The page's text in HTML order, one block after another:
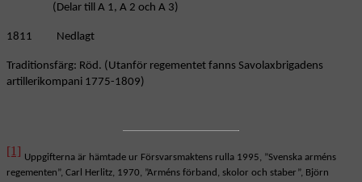
(Delar till A 1, A 2 och A 3)
1811 Nedlagt
Traditionsfärg: Röd. (Utanför regementet fanns Savolaxbrigadens
artillerikompani 1775-1809)
[1] Uppgifterna är hämtade ur Försvarsmaktens rulla 1995, ”Svenska arméns
regementen”, Carl Herlitz, 1970, ”Arméns förband, skolor och staber”, Björn